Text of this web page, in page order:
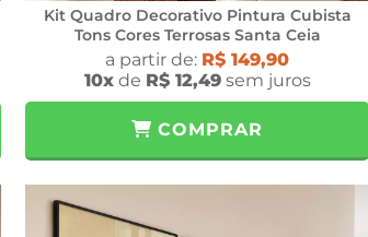
Kit Quadro Decorativo Pintura Cubista
Tons Cores Terrosas Santa Ceia
a partir de: R$ 149,90
10xde R$ 12,49sem juros
COMPRAR